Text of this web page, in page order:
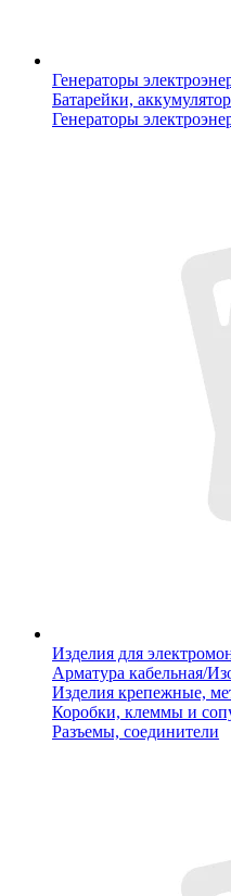
Генераторы
Батарейки,
Генераторы
Изделия для
Арматура кабельная/
Изделия крепежные,
Коробки, клеммы и
Разъемы, соединители